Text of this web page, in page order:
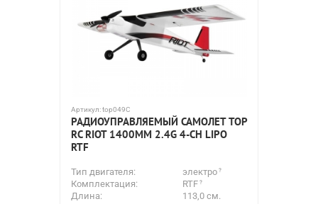
Артикул:top049C
РАДИОУПРАВЛЯЕМЫЙ САМОЛЕТ TOP
RC RIOT 1400ММ 2.4G 4-CH LIPO
RTF
Тип двигателя:
электро
Комплектация:
RTF
Длина:
113,0 см.